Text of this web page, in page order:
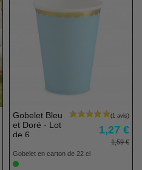
Gobelet Bleu
et Doré - Lot
de 6
1,27 €
1,59 €
Gobelet en carton de 22 cl